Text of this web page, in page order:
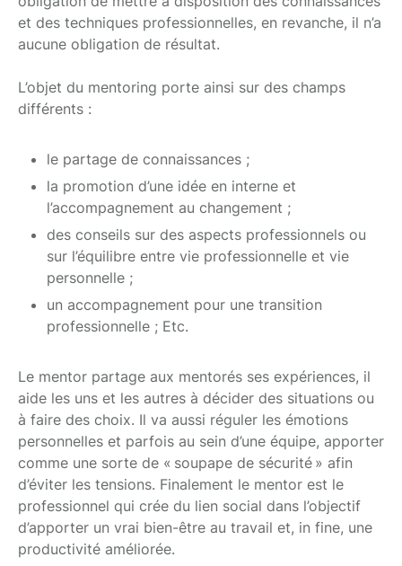
et des techniques professionnelles, en revanche, il n’a
aucune obligation de résultat.
L’objet du mentoring porte ainsi sur des champs
différents :
le partage de connaissances ;
la promotion d’une idée en interne et
l’accompagnement au changement ;
des conseils sur des aspects professionnels ou
sur l’équilibre entre vie professionnelle et vie
personnelle ;
un accompagnement pour une transition
professionnelle ; Etc.
Le mentor partage aux mentorés ses expériences, il
aide les uns et les autres à décider des situations ou
à faire des choix. Il va aussi réguler les émotions
personnelles et parfois au sein d’une équipe, apporter
comme une sorte de « soupape de sécurité » afin
d’éviter les tensions. Finalement le mentor est le
professionnel qui crée du lien social dans l’objectif
d’apporter un vrai bien-être au travail et, in fine, une
productivité améliorée.